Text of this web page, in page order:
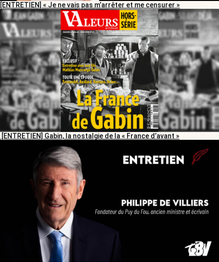
[ENTRETIEN] « Je ne vais pas m’arrêter et me censurer »
[ENTRETIEN] Gabin, la nostalgie de la « France d’avant »